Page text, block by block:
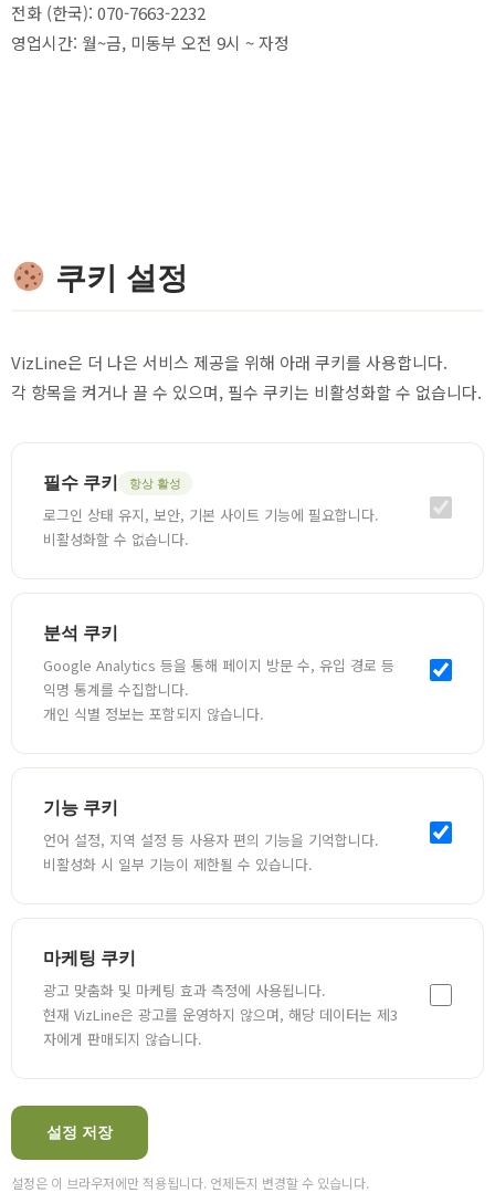
전화 (한국): 070-7663-2232
영업시간: 월~금, 미동부 오전 9시 ~ 자정
쿠키 설정
VizLine은 더 나은 서비스 제공을 위해 아래 쿠키를 사용합니다.
각 항목을 켜거나 끌 수 있으며, 필수 쿠키는 비활성화할 수 없습니다.
필수 쿠키 항상 활성
로그인 상태 유지, 보안, 기본 사이트 기능에 필요합니다.
비활성화할 수 없습니다.
분석 쿠키
Google Analytics 등을 통해 페이지 방문 수, 유입 경로 등
익명 통계를 수집합니다.
개인 식별 정보는 포함되지 않습니다.
기능 쿠키
언어 설정, 지역 설정 등 사용자 편의 기능을 기억합니다.
비활성화 시 일부 기능이 제한될 수 있습니다.
마케팅 쿠키
광고 맞춤화 및 마케팅 효과 측정에 사용됩니다.
현재 VizLine은 광고를 운영하지 않으며, 해당 데이터는 제3
자에게 판매되지 않습니다.
설정 저장
설정은 이 브라우저에만 적용됩니다. 언제든지 변경할 수 있습니다.